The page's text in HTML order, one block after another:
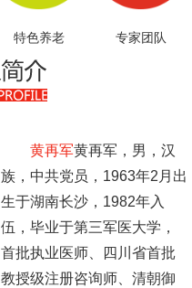
特色养老 专家团队
黄再军黄再军，男，汉
族，中共党员，1963年2月出
生于湖南长沙，1982年入
伍，毕业于第三军医大学，
首批执业医师、四川省首批
教授级注册咨询师、清朝御